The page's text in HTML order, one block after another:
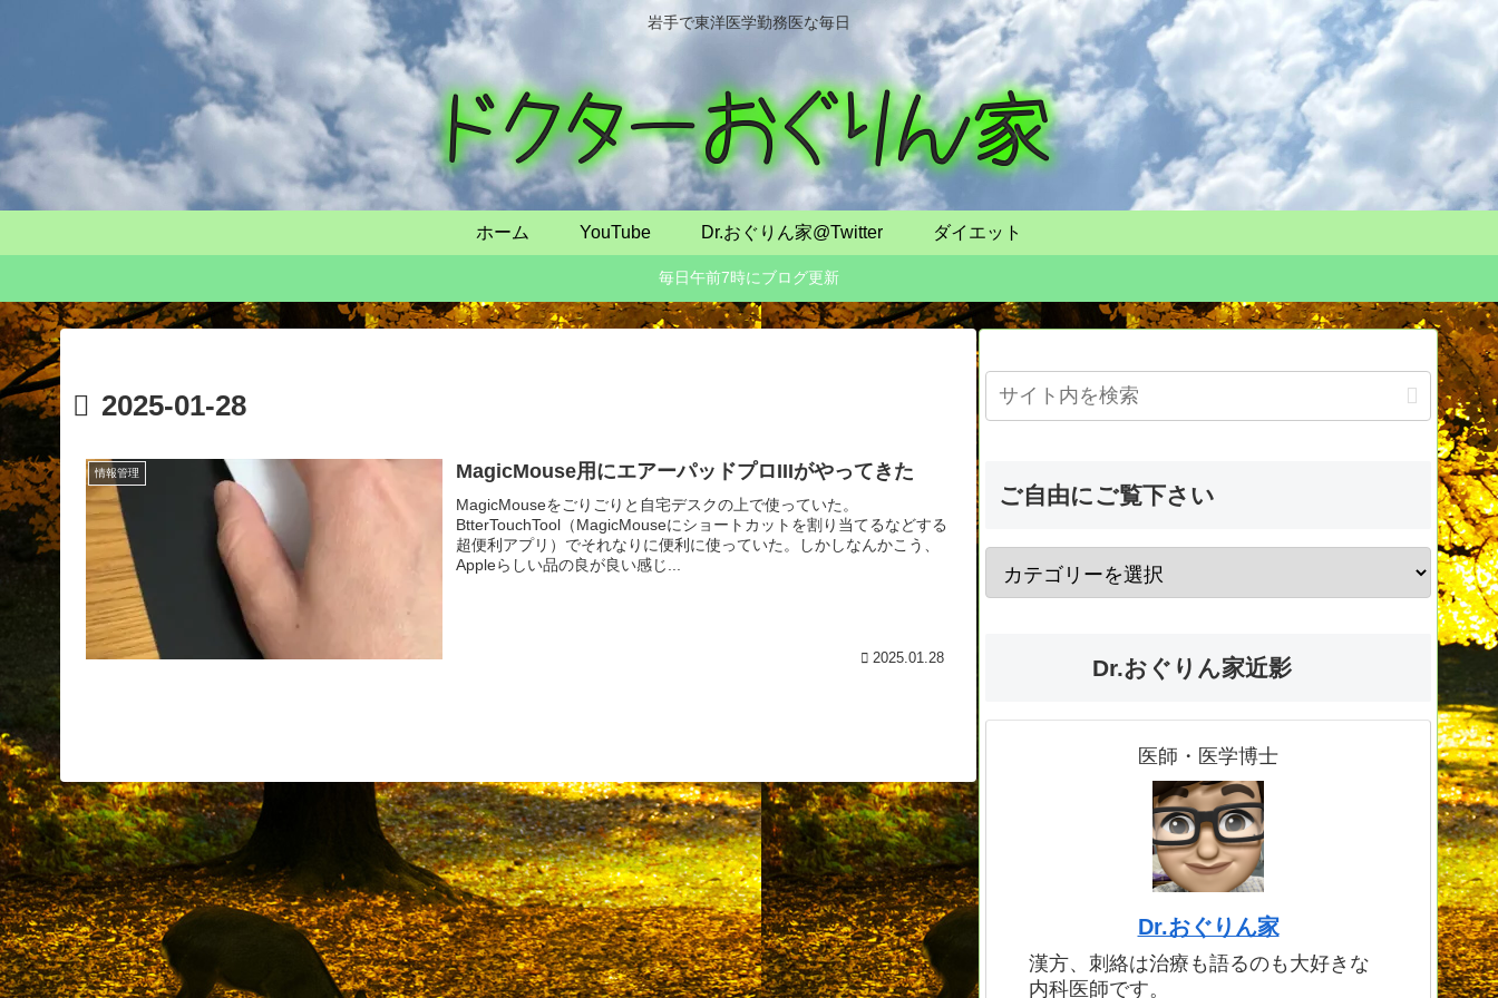
岩手で東洋医学勤務医な毎日
ホーム YouTube Dr.おぐりん家@Twitter ダイエット
毎日午前7時にブログ更新
2025-01-28
情報管理 MagicMouse用にエアーパッドプロIIIがやってきた
MagicMouseをごりごりと自宅デスクの上で使っていた。
BtterTouchTool（MagicMouseにショートカットを割り当てるなどする
超便利アプリ）でそれなりに便利に使っていた。しかしなんかこう、
Appleらしい品の良が良い感じ...
2025.01.28
ご自由にご覧下さい
Dr.おぐりん家近影
医師・医学博士
Dr.おぐりん家
漢方、刺絡は治療も語るのも大好きな
内科医師です。